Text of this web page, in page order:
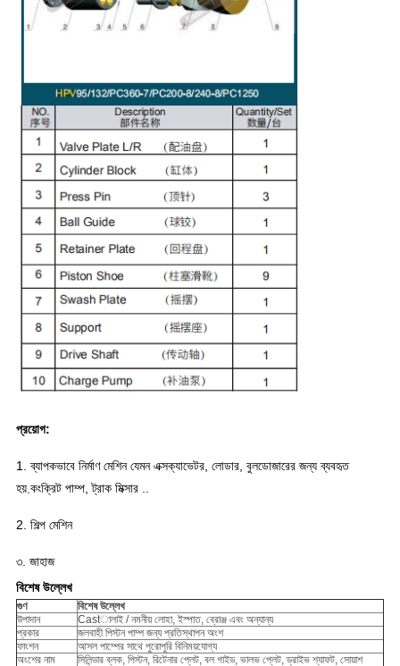
প্রয়োগ:
1. ব্যাপকভাবে নির্মাণ মেশিন যেমন এক্সক্যাভেটর, লোডার, বুলডোজারের জন্য ব্যবহৃত
হয়,কংক্রিট পাম্প, ট্রাক মিক্সার ..
2. শিল্প মেশিন
৩. জাহাজ
বিশেষ উল্লেখ
গুণ
বিশেষ উল্লেখ
উপাদান
Castালাই / নমনীয় লোহা, ইস্পাত, ব্রোঞ্জ এবং অন্যান্য
প্রকার
জলবাহী পিস্টন পাম্প জন্য প্রতিস্থাপন অংশ
ফাংশন
আসল পাম্পের সাথে পুরোপুরি বিনিময়যোগ্য
অংশের নাম
সিলিন্ডার ব্লক, পিস্টন, রিটেনার প্লেট, বল গাইড, ভালভ প্লেট, ড্রাইভ শ্যাফট, সোয়াশ